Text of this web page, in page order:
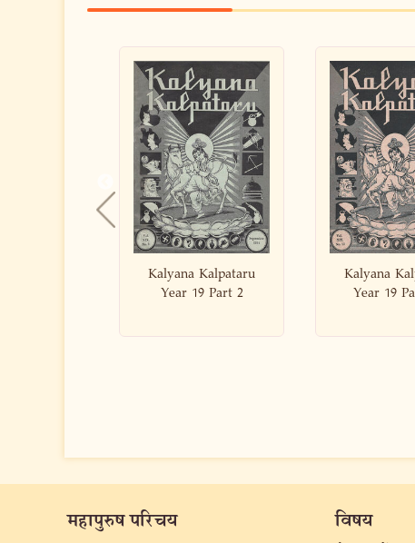
Kalyana Kalpataru
Year 19 Part 12
Kalyana
Year 19
महापुरुष परिचय विषय